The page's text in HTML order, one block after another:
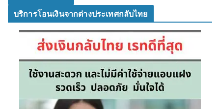
บริการโอนเงินจากต่างประเทศกลับไทย